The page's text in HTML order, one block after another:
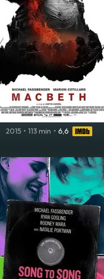
2015 • 113 min • 6,6